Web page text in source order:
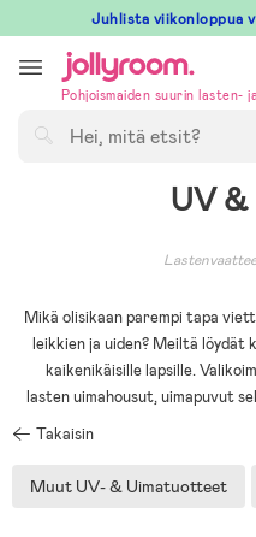
till
innehållet
Juhlista viikonloppua
Pohjoismaiden suurin lasten-
UV &
Mikä olisikaan parempi tapa
leikkien ja uiden? Meiltä löydät
kaikenikäisille lapsille.
lasten uimahousut, uimapuvut
Takaisin
Muut UV- & Uimatuotteet